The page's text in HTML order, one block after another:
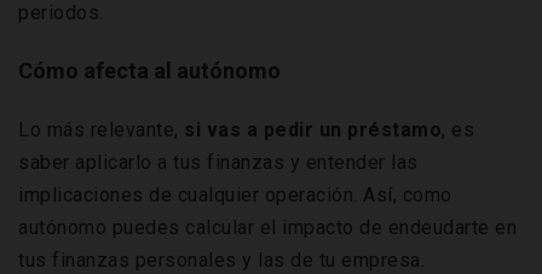
periodos.
Cómo afecta al autónomo
Lo más relevante, si vas a pedir un préstamo, es
saber aplicarlo a tus finanzas y entender las
implicaciones de cualquier operación. Así, como
autónomo puedes calcular el impacto de endeudarte en
tus finanzas personales y las de tu empresa.